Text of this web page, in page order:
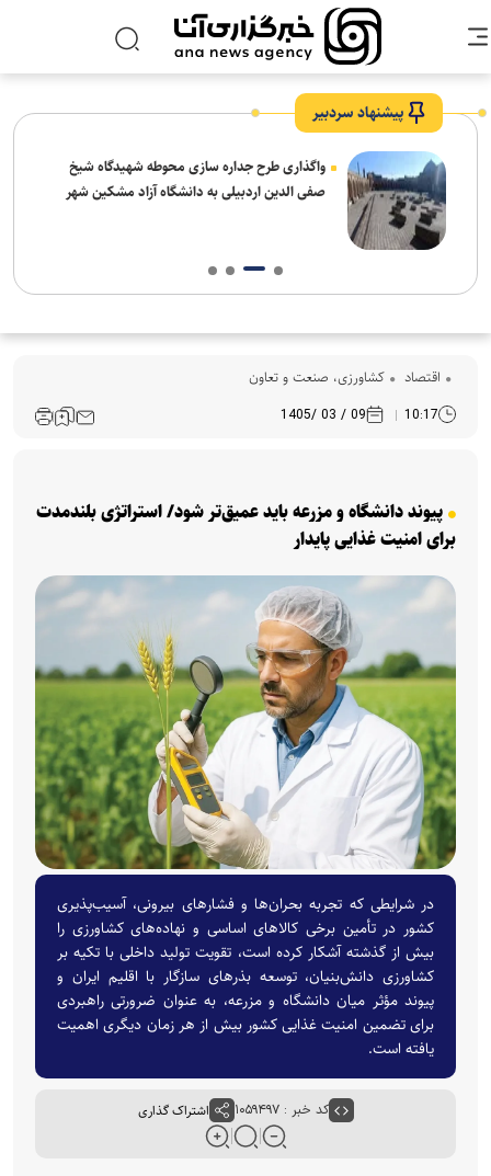
پیشنهاد سردبیر
واگذاری طرح جداره سازی محوطه شهیدگاه شیخ
صفی الدین اردبیلی به دانشگاه آزاد مشکین شهر
اقتصاد کشاورزی، صنعت و تعاون
10:17
09 / 03 /1405
پیوند دانشگاه و مزرعه باید عمیق‌تر شود/ استراتژی بلندمدت
برای امنیت غذایی پایدار
در شرایطی که تجربه بحران‌ها و فشارهای بیرونی، آسیب‌پذیری
کشور در تأمین برخی کالاهای اساسی و نهاده‌های کشاورزی را
بیش از گذشته آشکار کرده است، تقویت تولید داخلی با تکیه بر
کشاورزی دانش‌بنیان، توسعه بذرهای سازگار با اقلیم ایران و
پیوند مؤثر میان دانشگاه و مزرعه، به عنوان ضرورتی راهبردی
برای تضمین امنیت غذایی کشور بیش از هر زمان دیگری اهمیت
یافته است.
کد خبر : ۱۰۵۹۴۹۷ اشتراک گذاری